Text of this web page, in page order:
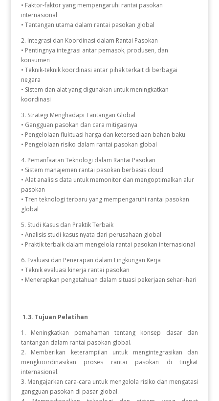
• Faktor-faktor yang mempengaruhi rantai pasokan
internasional
• Tantangan utama dalam rantai pasokan global
2. Integrasi dan Koordinasi dalam Rantai Pasokan
• Pentingnya integrasi antar pemasok, produsen, dan
konsumen
• Teknik-teknik koordinasi antar pihak terkait di berbagai
negara
• Sistem dan alat yang digunakan untuk meningkatkan
koordinasi
3. Strategi Menghadapi Tantangan Global
• Gangguan pasokan dan cara mitigasinya
• Pengelolaan fluktuasi harga dan ketersediaan bahan baku
• Pengelolaan risiko dalam rantai pasokan global
4. Pemanfaatan Teknologi dalam Rantai Pasokan
• Sistem manajemen rantai pasokan berbasis cloud
• Alat analisis data untuk memonitor dan mengoptimalkan alur
pasokan
• Tren teknologi terbaru yang mempengaruhi rantai pasokan
global
5. Studi Kasus dan Praktik Terbaik
• Analisis studi kasus nyata dari perusahaan global
• Praktik terbaik dalam mengelola rantai pasokan internasional
6. Evaluasi dan Penerapan dalam Lingkungan Kerja
• Teknik evaluasi kinerja rantai pasokan
• Menerapkan pengetahuan dalam situasi pekerjaan sehari-hari
1.3. Tujuan Pelatihan
1. Meningkatkan pemahaman tentang konsep dasar dan
tantangan dalam rantai pasokan global.
2. Memberikan keterampilan untuk mengintegrasikan dan
mengkoordinasikan proses rantai pasokan di tingkat
internasional.
3. Mengajarkan cara-cara untuk mengelola risiko dan mengatasi
gangguan pasokan di pasar global.